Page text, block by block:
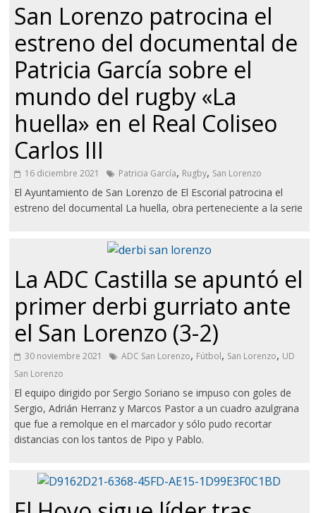
San Lorenzo patrocina el
estreno del documental de
Patricia García sobre el
mundo del rugby «La
huella» en el Real Coliseo
Carlos III
16 diciembre 2021 Patricia García, Rugby, San Lorenzo
El Ayuntamiento de San Lorenzo de El Escorial patrocina el
estreno del documental La huella, obra perteneciente a la serie
La ADC Castilla se apuntó el
primer derbi gurriato ante
el San Lorenzo (3-2)
30 noviembre 2021 ADC San Lorenzo, Fútbol, San Lorenzo, UD
San Lorenzo
El equipo dirigido por Sergio Soriano se impuso con goles de
Sergio, Adrián Herranz y Marcos Pastor a un cuadro azulgrana
que fue a remolque en el marcador y sólo pudo recortar
distancias con los tantos de Pipo y Pablo.